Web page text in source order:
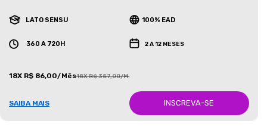
LATO SENSU 100% EAD
360 A 720H 2 A 12 MESES
18X R$ 86,00/Mês18X R$ 387,00/Mês
SAIBA MAIS INSCREVA-SE